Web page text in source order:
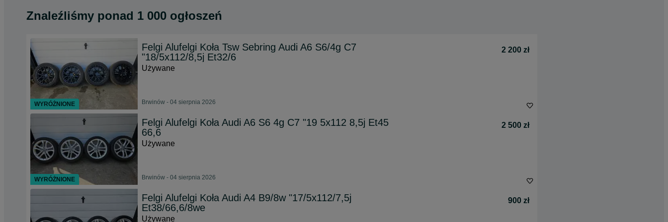
Znaleźliśmy ponad 1 000 ogłoszeń
Felgi Alufelgi Koła Tsw Sebring Audi A6 S6/4g C7
"18/5x112/8,5j Et32/6
2 200 zł
Używane
Brwinów - 04 sierpnia 2026
Felgi Alufelgi Koła Audi A6 S6 4g C7 "19 5x112 8,5j Et45
66,6
2 500 zł
Używane
Brwinów - 04 sierpnia 2026
Felgi Alufelgi Koła Audi A4 B9/8w "17/5x112/7,5j
Et38/66,6/8we
900 zł
Używane
WYRÓŻNIONE
WYRÓŻNIONE